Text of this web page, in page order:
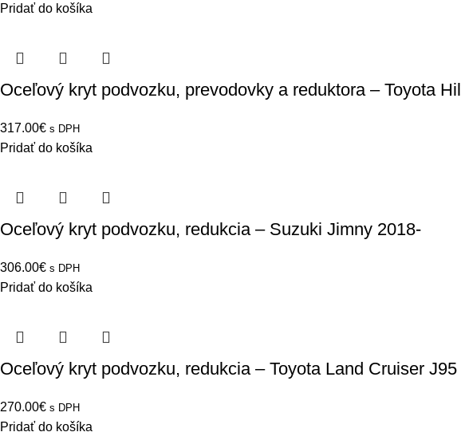
Pridať do košíka
Oceľový kryt podvozku, prevodovky a reduktora – Toyota
317.00€ s DPH
Pridať do košíka
Oceľový kryt podvozku, redukcia – Suzuki Jimny 2018-
306.00€ s DPH
Pridať do košíka
Oceľový kryt podvozku, redukcia – Toyota Land Cruiser
270.00€ s DPH
Pridať do košíka